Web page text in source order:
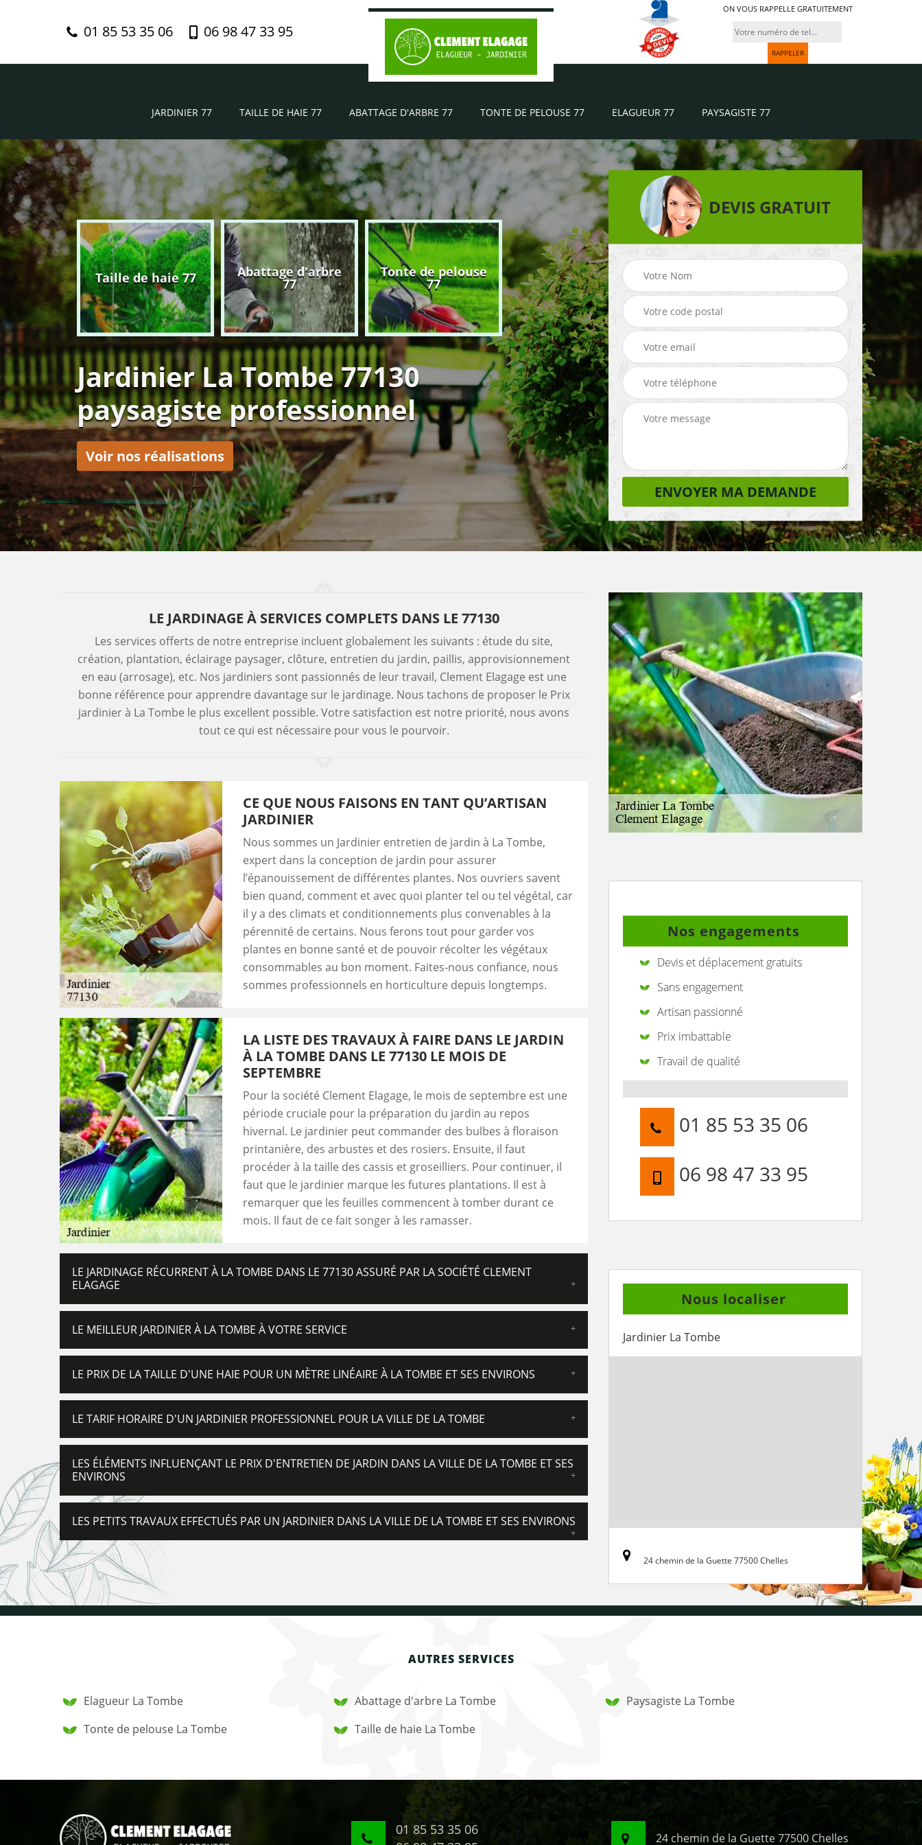
01 85 53 35 06 06 98 47 33 95
ON VOUS RAPPELLE GRATUITEMENT
JARDINIER 77 TAILLE DE HAIE 77 ABATTAGE D'ARBRE 77 TONTE DE PELOUSE 77 ELAGUEUR 77 PAYSAGISTE 77
Taille de haie 77 Abattage d'arbre
77
Tonte de pelouse
77 Elagueur 77 Paysagiste 77 Jardinier 77
Jardinier La Tombe 77130
paysagiste professionnel
Voir nos réalisations
DEVIS GRATUIT
LE JARDINAGE À SERVICES COMPLETS DANS LE 77130
Les services offerts de notre entreprise incluent globalement les suivants : étude du site,
création, plantation, éclairage paysager, clôture, entretien du jardin, paillis, approvisionnement
en eau (arrosage), etc. Nos jardiniers sont passionnés de leur travail, Clement Elagage est une
bonne référence pour apprendre davantage sur le jardinage. Nous tachons de proposer le Prix
jardinier à La Tombe le plus excellent possible. Votre satisfaction est notre priorité, nous avons
tout ce qui est nécessaire pour vous le pourvoir.
CE QUE NOUS FAISONS EN TANT QU’ARTISAN
JARDINIER
Nous sommes un Jardinier entretien de jardin à La Tombe,
expert dans la conception de jardin pour assurer
l’épanouissement de différentes plantes. Nos ouvriers savent
bien quand, comment et avec quoi planter tel ou tel végétal, car
il y a des climats et conditionnements plus convenables à la
pérennité de certains. Nous ferons tout pour garder vos
plantes en bonne santé et de pouvoir récolter les végétaux
consommables au bon moment. Faites-nous confiance, nous
sommes professionnels en horticulture depuis longtemps.
LA LISTE DES TRAVAUX À FAIRE DANS LE JARDIN
À LA TOMBE DANS LE 77130 LE MOIS DE
SEPTEMBRE
Pour la société Clement Elagage, le mois de septembre est une
période cruciale pour la préparation du jardin au repos
hivernal. Le jardinier peut commander des bulbes à floraison
printanière, des arbustes et des rosiers. Ensuite, il faut
procéder à la taille des cassis et groseilliers. Pour continuer, il
faut que le jardinier marque les futures plantations. Il est à
remarquer que les feuilles commencent à tomber durant ce
mois. Il faut de ce fait songer à les ramasser.
LE JARDINAGE RÉCURRENT À LA TOMBE DANS LE 77130 ASSURÉ PAR LA SOCIÉTÉ CLEMENT
ELAGAGE
LE MEILLEUR JARDINIER À LA TOMBE À VOTRE SERVICE
LE PRIX DE LA TAILLE D'UNE HAIE POUR UN MÈTRE LINÉAIRE À LA TOMBE ET SES ENVIRONS
LE TARIF HORAIRE D'UN JARDINIER PROFESSIONNEL POUR LA VILLE DE LA TOMBE
LES ÉLÉMENTS INFLUENÇANT LE PRIX D'ENTRETIEN DE JARDIN DANS LA VILLE DE LA TOMBE ET SES
ENVIRONS
LES PETITS TRAVAUX EFFECTUÉS PAR UN JARDINIER DANS LA VILLE DE LA TOMBE ET SES ENVIRONS
Nos engagements
Devis et déplacement gratuits
Sans engagement
Artisan passionné
Prix imbattable
Travail de qualité
01 85 53 35 06
06 98 47 33 95
Nous localiser
Jardinier La Tombe
24 chemin de la Guette 77500 Chelles
AUTRES SERVICES
Elagueur La Tombe
Tonte de pelouse La Tombe
Abattage d'arbre La Tombe
Taille de haie La Tombe
Paysagiste La Tombe
01 85 53 35 06
24 chemin de la Guette 77500 Chelles